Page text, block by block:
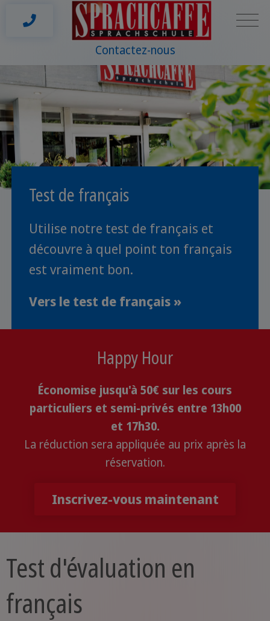
Contactez-nous
Test de français
Utilise notre test de français et
découvre à quel point ton français
est vraiment bon.
Vers le test de français »
Happy Hour
Économise jusqu'à 50€ sur les cours
particuliers et semi-privés entre 13h00
et 17h30.
La réduction sera appliquée au prix après la
réservation.
Inscrivez-vous maintenant
Test d'évaluation en
français